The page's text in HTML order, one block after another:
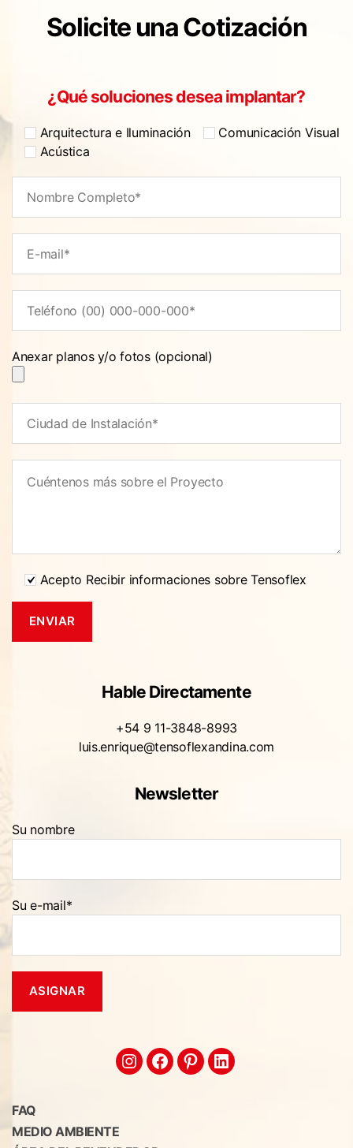
Solicite una Cotización
¿Qué soluciones desea implantar?
Arquitectura e Iluminación
Comunicación Visual
Acústica
Anexar planos y/o fotos (opcional)
Acepto Recibir informaciones sobre Tensoflex
Hable Directamente
+54 9 11-3848-8993
luis.enrique@tensoflexandina.com
Newsletter
Su nombre
Su e-mail*
FAQ
MEDIO AMBIENTE